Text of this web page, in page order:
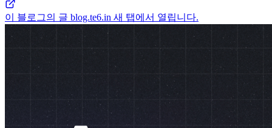
이 블로그의 글 blog.te6.in 새 탭에서 열립니다.